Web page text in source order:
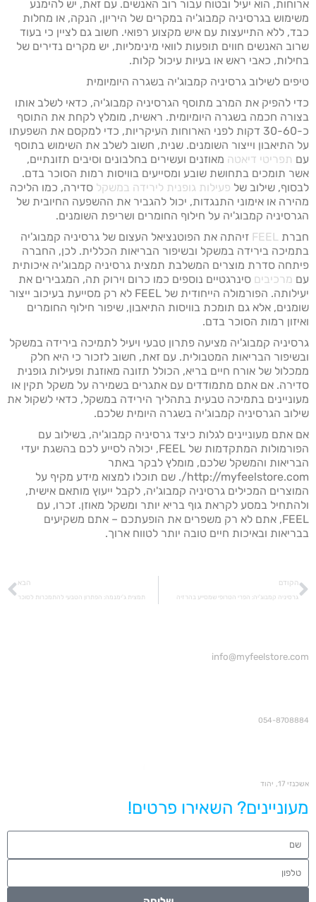
ארוחות, הוא יעיל ובטוח עבור רוב האנשים. עם זאת, יש להימנע
משימוש בגרסיניה קמבוג'יה במקרים של היריון, הנקה, או מחלות
כבד, ללא התייעצות עם איש מקצוע רפואי. חשוב גם לציין כי בעוד
שרוב האנשים חווים תופעות לוואי מינימליות, יש מקרים נדירים של
בחילות, כאבי ראש או בעיות עיכול קלות.
טיפים לשילוב גרסיניה קמבוג'יה בשגרה היומיומית
כדי להפיק את המרב מתוסף הגרסיניה קמבוג'יה, כדאי לשלב אותו
בצורה חכמה בשגרה היומיומית. ראשית, מומלץ לקחת את התוסף
כ-30-60 דקות לפני הארוחות העיקריות, כדי למקסם את השפעתו
על התיאבון וייצור השומנים. שנית, חשוב לשלב את השימוש בתוסף
עם תפריטי דיאטה מאוזנים ועשירים בחלבונים וסיבים תזונתיים,
אשר תומכים בתחושת שובע ומסייעים בוויסות רמות הסוכר בדם.
לבסוף, שילוב של פעילות גופנית לירידה במשקל סדירה, כמו הליכה
מהירה או אימוני התנגדות, יכול להגביר את ההשפעה החיובית של
הגרסיניה קמבוג'יה על חילוף החומרים ושריפת השומנים.
חברת FEEL זיהתה את הפוטנציאל העצום של גרסיניה קמבוג'יה
בתמיכה בירידה במשקל ובשיפור הבריאות הכללית. לכן, החברה
פיתחה סדרת מוצרים המשלבת תמצית גרסיניה קמבוג'יה איכותית
עם מרכיבים סינרגטיים נוספים כמו כרום וירוק תה, המגבירים את
יעילותה. הפורמולה הייחודית של FEEL לא רק מסייעת בעיכוב ייצור
שומנים, אלא גם תומכת בוויסות התיאבון, שיפור חילוף החומרים
ואיזון רמות הסוכר בדם.
גרסיניה קמבוג'יה מציעה פתרון טבעי ויעיל לתמיכה בירידה במשקל
ובשיפור הבריאות המטבולית. עם זאת, חשוב לזכור כי היא חלק
ממכלול של אורח חיים בריא, הכולל תזונה מאוזנת ופעילות גופנית
סדירה. אם אתם מתמודדים עם אתגרים בשמירה על משקל תקין או
מעוניינים בתמיכה טבעית בתהליך הירידה במשקל, כדאי לשקול את
שילוב הגרסיניה קמבוג'יה בשגרה היומית שלכם.
אם אתם מעוניינים לגלות כיצד גרסיניה קמבוג'יה, בשילוב עם
הפורמולות המתקדמות של FEEL, יכולה לסייע לכם בהשגת יעדי
הבריאות והמשקל שלכם, מומלץ לבקר באתר
http://myfeelstore.com/. שם תוכלו למצוא מידע מקיף על
המוצרים המכילים גרסיניה קמבוג'יה, לקבל ייעוץ מותאם אישית,
ולהתחיל במסע לקראת גוף בריא יותר ומשקל מאוזן. זכרו, עם
FEEL, אתם לא רק משפרים את הופעתכם – אתם משקיעים
בבריאות ובאיכות חיים טובה יותר לטווח ארוך.
הקודם
גרסיניה קמבוג'יה: הפרי הטרופי שמסייע בהרזיה
הבא
תמצית ג'ימנמה: הפתרון הטבעי להתמכרות לסוכר
info@myfeelstore.com
054-8708884
אשכנזי 17, יהוד
מעוניינים? השאירו פרטים!